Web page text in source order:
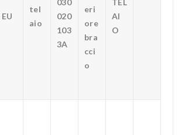
EU
tel
aio
030
020
103
3A
eri
ore
bra
cci
o
TEL
AI
O